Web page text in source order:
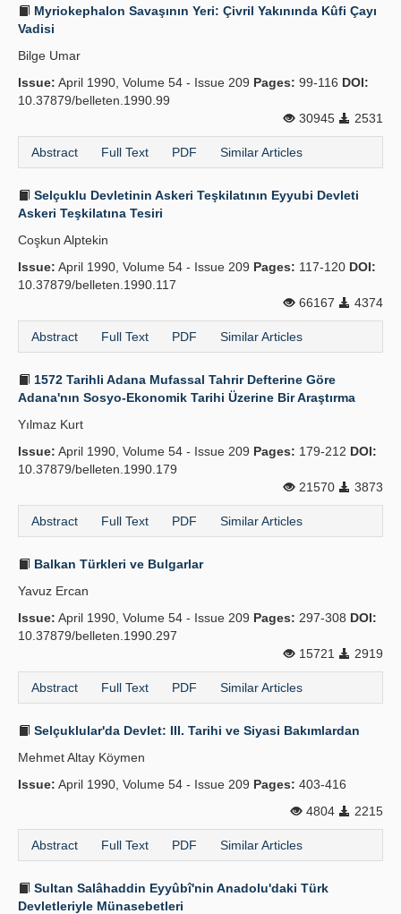
Myriokephalon Savaşının Yeri: Çivril Yakınında Kûfi Çayı
Vadisi
Bilge Umar
Issue: April 1990, Volume 54 - Issue 209 Pages: 99-116 DOI:
10.37879/belleten.1990.99
30945
2531
Abstract Full Text PDF Similar Articles
Selçuklu Devletinin Askeri Teşkilatının Eyyubi Devleti
Askeri Teşkilatına Tesiri
Coşkun Alptekin
Issue: April 1990, Volume 54 - Issue 209 Pages: 117-120 DOI:
10.37879/belleten.1990.117
66167
4374
Abstract Full Text PDF Similar Articles
1572 Tarihli Adana Mufassal Tahrir Defterine Göre
Adana'nın Sosyo-Ekonomik Tarihi Üzerine Bir Araştırma
Yılmaz Kurt
Issue: April 1990, Volume 54 - Issue 209 Pages: 179-212 DOI:
10.37879/belleten.1990.179
21570
3873
Abstract Full Text PDF Similar Articles
Balkan Türkleri ve Bulgarlar
Yavuz Ercan
Issue: April 1990, Volume 54 - Issue 209 Pages: 297-308 DOI:
10.37879/belleten.1990.297
15721
2919
Abstract Full Text PDF Similar Articles
Selçuklular'da Devlet: III. Tarihi ve Siyasi Bakımlardan
Mehmet Altay Köymen
Issue: April 1990, Volume 54 - Issue 209 Pages: 403-416
4804
2215
Abstract Full Text PDF Similar Articles
Sultan Salâhaddin Eyyûbî'nin Anadolu'daki Türk
Devletleriyle Münasebetleri